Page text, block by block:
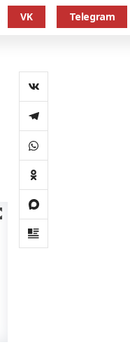
VK Telegram